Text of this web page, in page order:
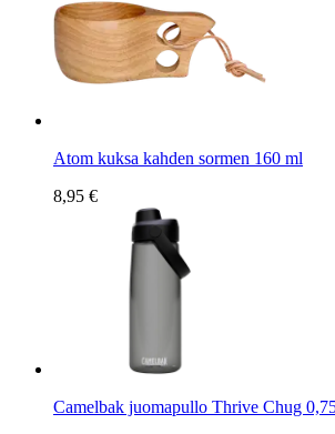
Atom kuksa kahden sormen 160 ml
8,95 €
Camelbak juomapullo Thrive Chug